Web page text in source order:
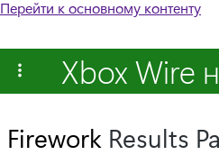
Перейти к основному контенту
Xbox Wire
Firework Results